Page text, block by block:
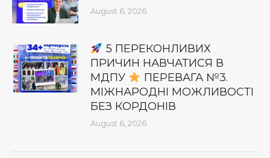
August 6, 2026
5 ПЕРЕКОНЛИВИХ
ПРИЧИН НАВЧАТИСЯ В
МДПУ
ПЕРЕВАГА №3.
МІЖНАРОДНІ МОЖЛИВОСТІ
БЕЗ КОРДОНІВ
August 6, 2026